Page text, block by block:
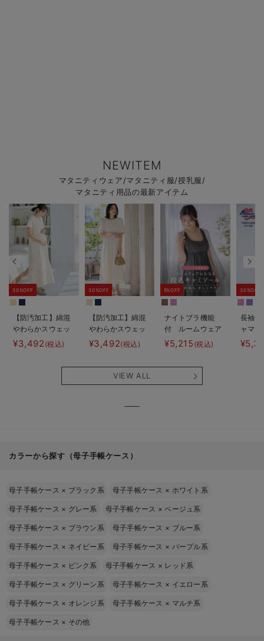
NEWITEM
マタニティウェア/マタニティ服/授乳服/
マタニティ用品の最新アイテム
30%OFF
【防汚加工】綿混
やわらかスウェッ
ト半袖ティアード
ネグリジェ マタ
¥3,492 (税込)
30%OFF
【防汚加工】綿混
やわらかスウェッ
ト半袖フレアワン
ピース マタニテ
も長く使える】
¥3,492(税込)
5%OFF
ナイトブラ機能
付 ルームウェア
にもなる授乳キャ
ミソール
¥5,215 (税込)
30%OFF
長袖サ
ャマ
ェー
VIEW ALL
カラーから探す（母子手帳ケース）
母子手帳ケース × ブラック系 母子手帳ケース × ホワイト系
母子手帳ケース × グレー系 母子手帳ケース ×ベージュ系
母子手帳ケース × ブラウン系 母子手帳ケース × ブルー系
母子手帳ケース × ネイビー系 母子手帳ケース × パープル系
母子手帳ケース × ピンク系 母子手帳ケース × レッド系
母子手帳ケース × グリーン系 母子手帳ケース × イエロー系
母子手帳ケース × オレンジ系 母子手帳ケース × マルチ系
母子手帳ケース × その他